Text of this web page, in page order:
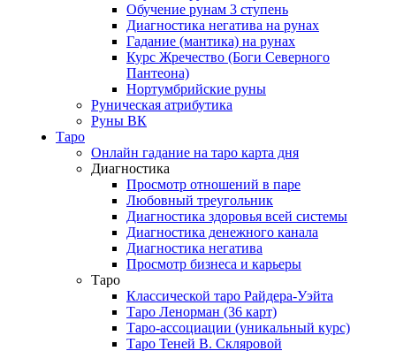
Обучение рунам 3 ступень
Диагностика негатива на рунах
Гадание (мантика) на рунах
Курс Жречество (Боги Северного
Пантеона)
Нортумбрийские руны
Руническая атрибутика
Руны ВК
Таро
Онлайн гадание на таро карта дня
Диагностика
Просмотр отношений в паре
Любовный треугольник
Диагностика здоровья всей системы
Диагностика денежного канала
Диагностика негатива
Просмотр бизнеса и карьеры
Таро
Классической таро Райдера-Уэйта
Таро Ленорман (36 карт)
Таро-ассоциации (уникальный курс)
Таро Теней В. Скляровой